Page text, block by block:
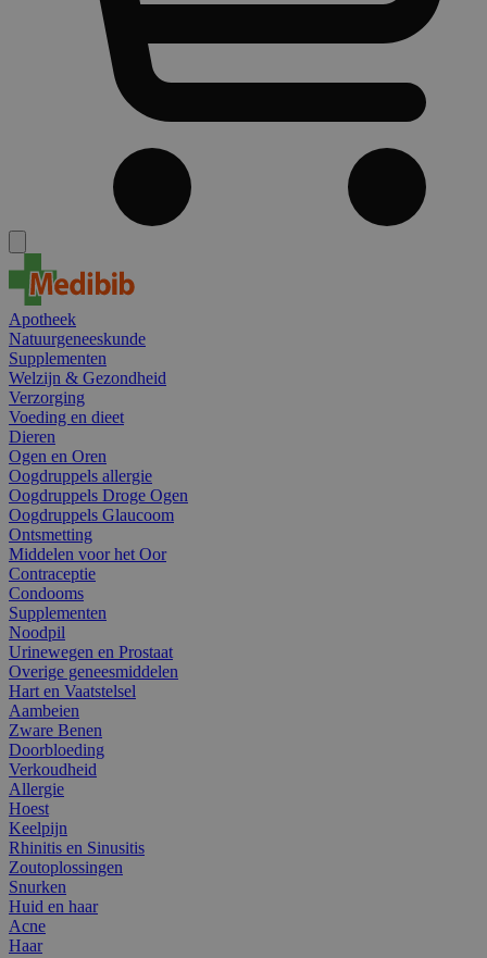
Apotheek
Natuurgeneeskunde
Supplementen
Welzijn & Gezondheid
Verzorging
Voeding en dieet
Dieren
Ogen en Oren
Oogdruppels allergie
Oogdruppels Droge Ogen
Oogdruppels Glaucoom
Ontsmetting
Middelen voor het Oor
Contraceptie
Condooms
Supplementen
Noodpil
Urinewegen en Prostaat
Overige geneesmiddelen
Hart en Vaatstelsel
Aambeien
Zware Benen
Doorbloeding
Verkoudheid
Allergie
Hoest
Keelpijn
Rhinitis en Sinusitis
Zoutoplossingen
Snurken
Huid en haar
Acne
Haar